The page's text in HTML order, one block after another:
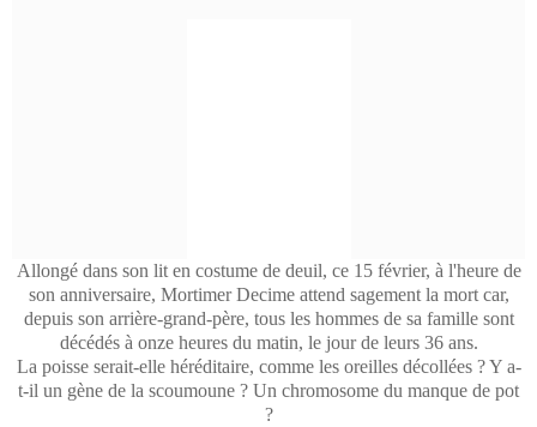
Allongé dans son lit en costume de deuil, ce 15 février, à l'heure de
son anniversaire, Mortimer Decime attend sagement la mort car,
depuis son arrière-grand-père, tous les hommes de sa famille sont
décédés à onze heures du matin, le jour de leurs 36 ans.
La poisse serait-elle héréditaire, comme les oreilles décollées ? Y a-
t-il un gène de la scoumoune ? Un chromosome du manque de pot
?